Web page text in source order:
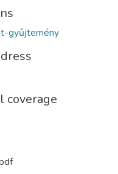
gyűjtemény
coverage